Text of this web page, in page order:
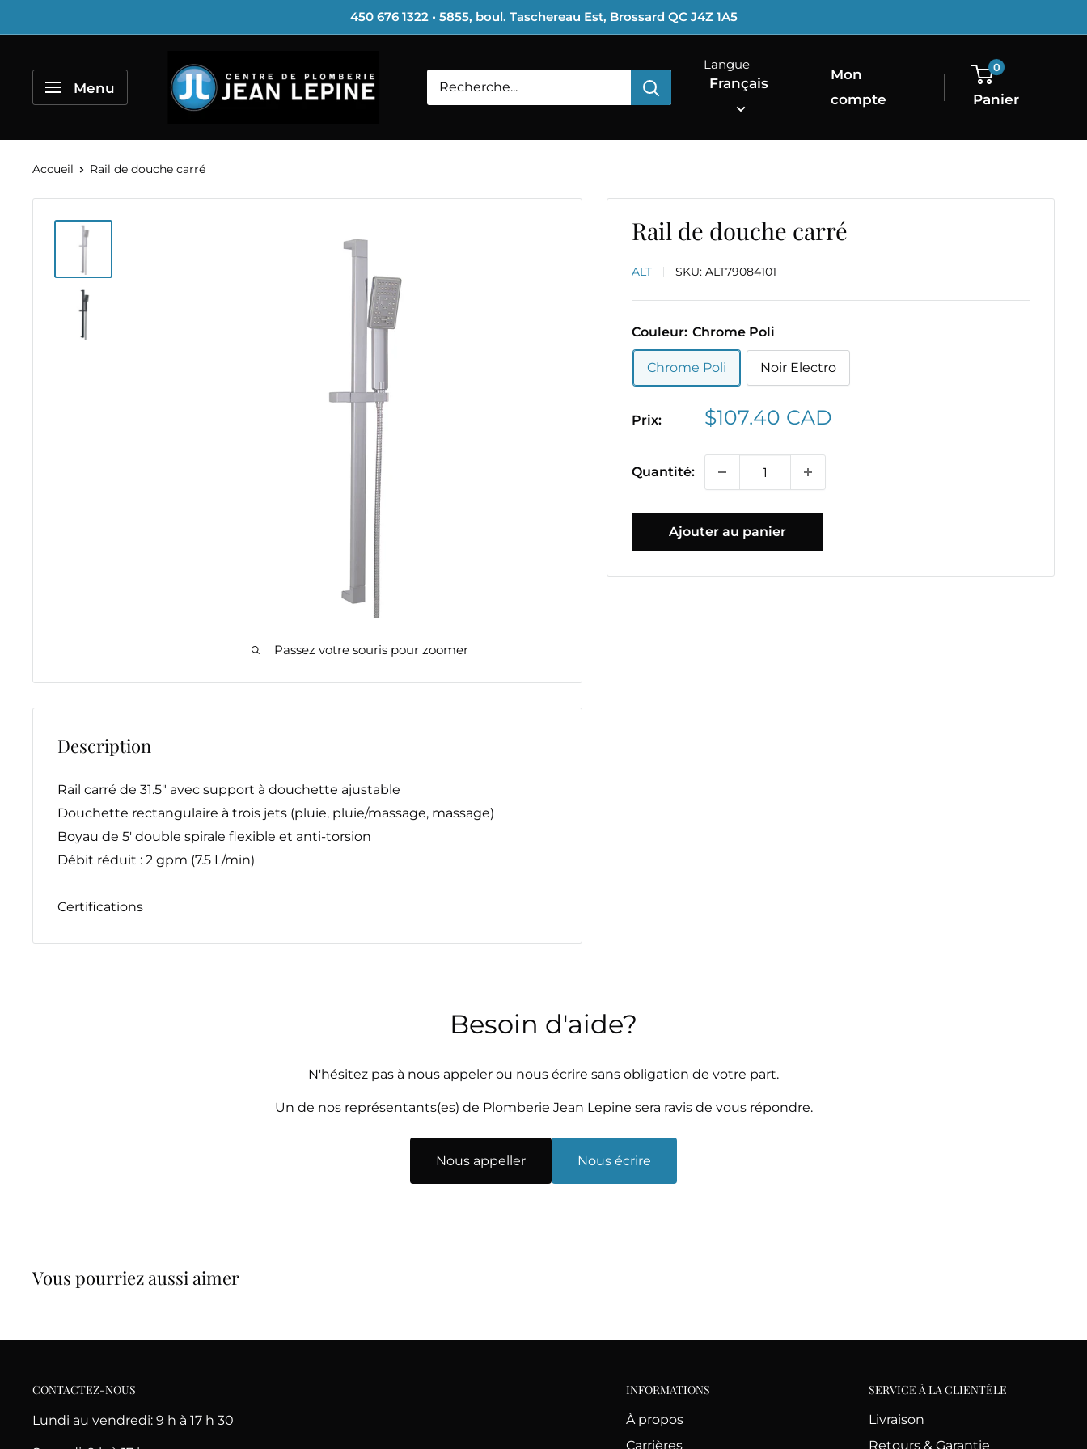
au
450 676 1322 • 5855, boul. Taschereau Est, Brossard QC J4Z 1A5
Menu
Centre
Plomberie
Langue
Français
Mon
compte
0
Panier
Accueil Rail de douche carré
Passez votre souris pour zoomer
Rail de douche carré
ALT SKU:ALT79084101
Couleur: Chrome Poli
Chrome Poli Noir Electro
Prix:
Prix
$107.40 CAD
Quantité:
Ajouter au panier
Description
Rail carré de 31.5" avec support à douchette ajustable
Douchette rectangulaire à trois jets (pluie, pluie/massage, massage)
Boyau de 5' double spirale flexible et anti-torsion
Débit réduit : 2 gpm (7.5 L/min)
Certifications
Besoin d'aide?
N'hésitez pas à nous appeler ou nous écrire sans obligation de votre part.
Un de nos représentants(es) de Plomberie Jean Lepine sera ravis de vous répondre.
Nous appeller Nous écrire
Vous pourriez aussi aimer
CONTACTEZ-NOUS
Lundi au vendredi: 9 h à 17 h 30
INFORMATIONS
À propos
Carrières
SERVICE À LA CLIENTÈLE
Livraison
Retours & Garantie